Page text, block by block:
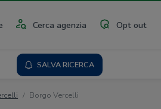
Cerca agenzia Opt out
SALVA RICERCA
Borgo Vercelli